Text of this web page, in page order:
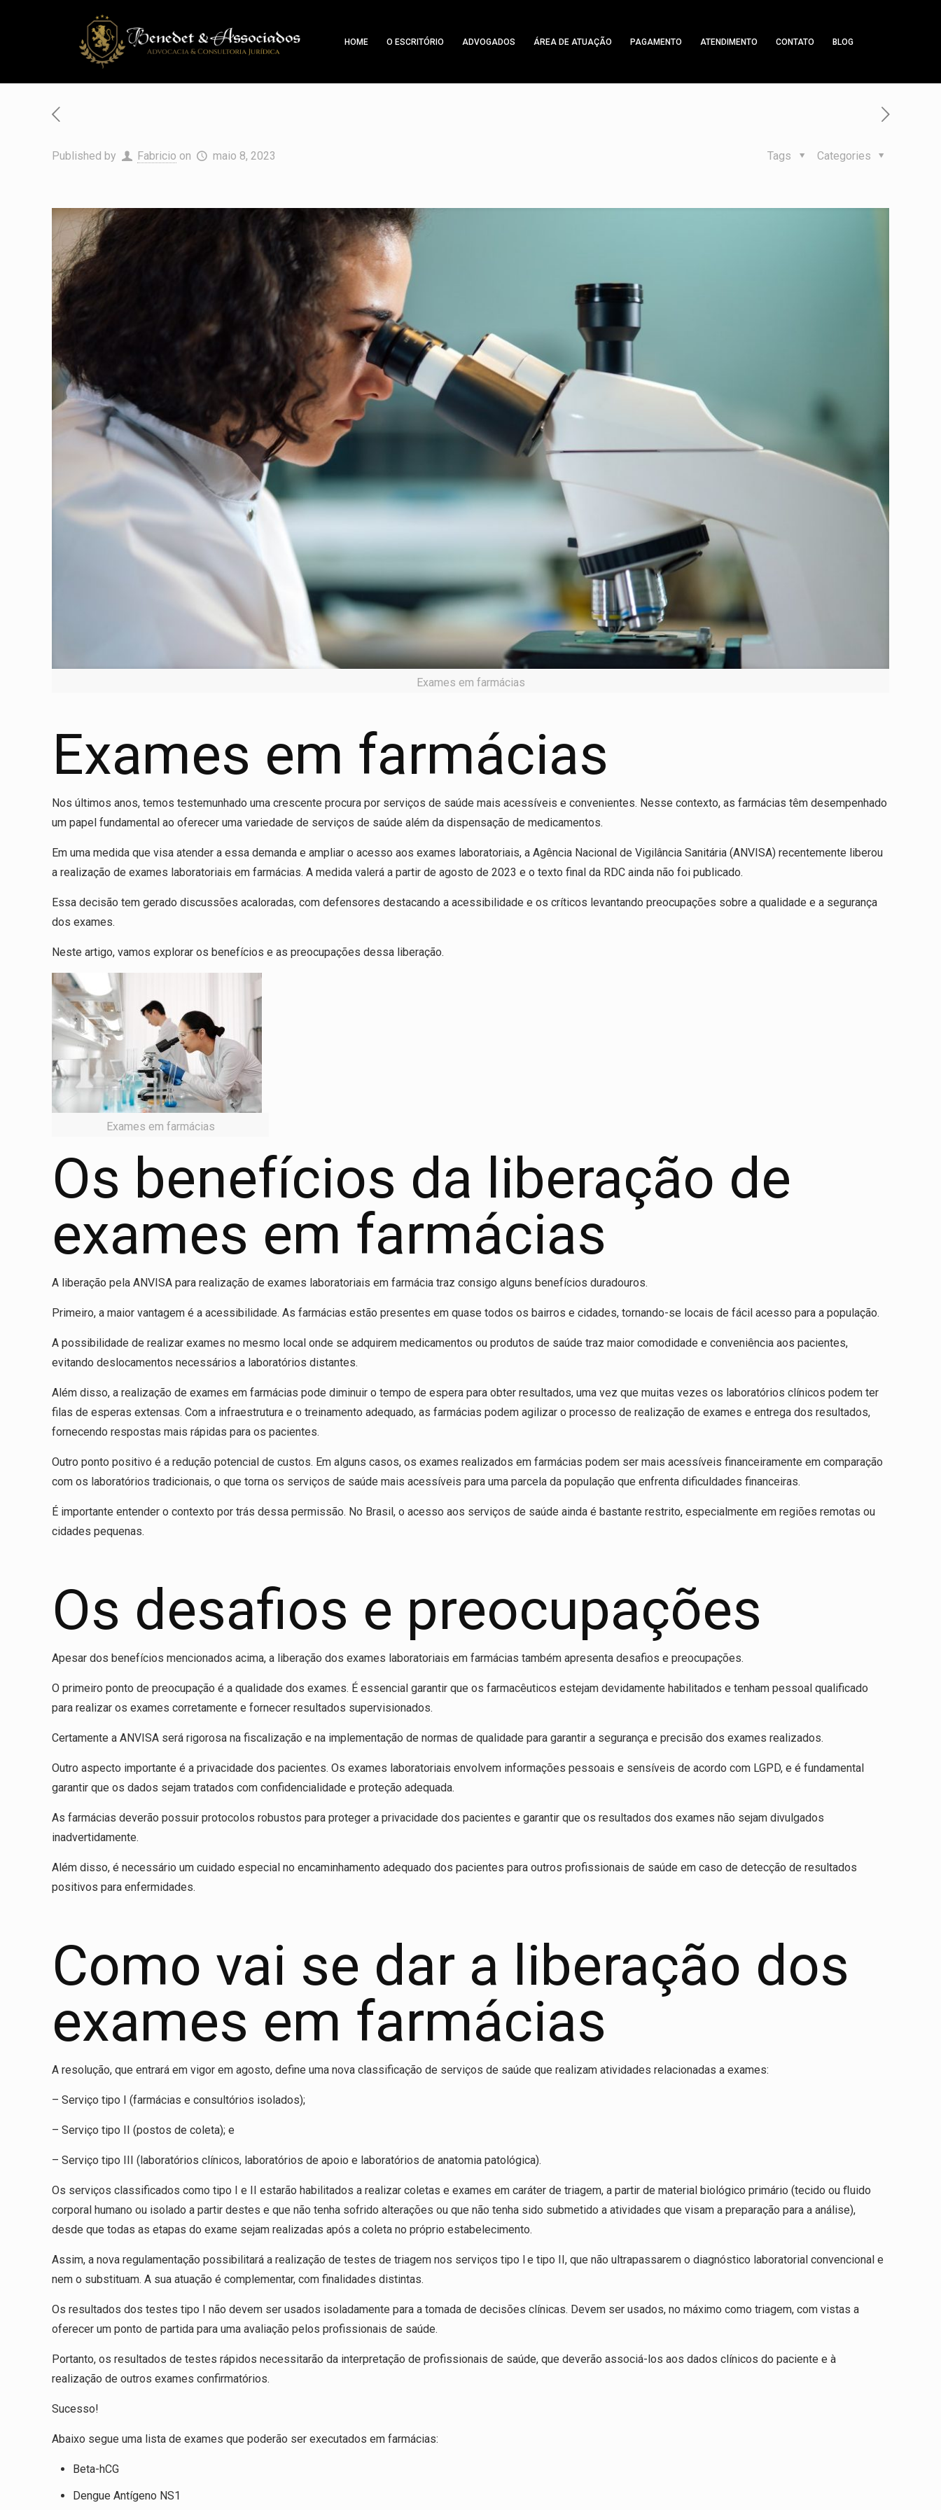
HOME O ESCRITÓRIO ADVOGADOS ÁREA DE ATUAÇÃO PAGAMENTO ATENDIMENTO CONTATO BLOG
Published by Fabricio on maio 8, 2023 Categories
Tags
Exames em farmácias
Exames em farmácias
Nos últimos anos, temos testemunhado uma crescente procura por serviços de saúde mais acessíveis e convenientes. Nesse contexto, as farmácias têm desempenhado
um papel fundamental ao oferecer uma variedade de serviços de saúde além da dispensação de medicamentos.
Em uma medida que visa atender a essa demanda e ampliar o acesso aos exames laboratoriais, a Agência Nacional de Vigilância Sanitária (ANVISA) recentemente liberou
a realização de exames laboratoriais em farmácias. A medida valerá a partir de agosto de 2023 e o texto final da RDC ainda não foi publicado.
Essa decisão tem gerado discussões acaloradas, com defensores destacando a acessibilidade e os críticos levantando preocupações sobre a qualidade e a segurança
dos exames.
Neste artigo, vamos explorar os benefícios e as preocupações dessa liberação.
Exames em farmácias
Os benefícios da liberação de
exames em farmácias
A liberação pela ANVISA para realização de exames laboratoriais em farmácia traz consigo alguns benefícios duradouros.
Primeiro, a maior vantagem é a acessibilidade. As farmácias estão presentes em quase todos os bairros e cidades, tornando-se locais de fácil acesso para a população.
A possibilidade de realizar exames no mesmo local onde se adquirem medicamentos ou produtos de saúde traz maior comodidade e conveniência aos pacientes,
evitando deslocamentos necessários a laboratórios distantes.
Além disso, a realização de exames em farmácias pode diminuir o tempo de espera para obter resultados, uma vez que muitas vezes os laboratórios clínicos podem ter
filas de esperas extensas. Com a infraestrutura e o treinamento adequado, as farmácias podem agilizar o processo de realização de exames e entrega dos resultados,
fornecendo respostas mais rápidas para os pacientes.
Outro ponto positivo é a redução potencial de custos. Em alguns casos, os exames realizados em farmácias podem ser mais acessíveis financeiramente em comparação
com os laboratórios tradicionais, o que torna os serviços de saúde mais acessíveis para uma parcela da população que enfrenta dificuldades financeiras.
É importante entender o contexto por trás dessa permissão. No Brasil, o acesso aos serviços de saúde ainda é bastante restrito, especialmente em regiões remotas ou
cidades pequenas.
Os desafios e preocupações
Apesar dos benefícios mencionados acima, a liberação dos exames laboratoriais em farmácias também apresenta desafios e preocupações.
O primeiro ponto de preocupação é a qualidade dos exames. É essencial garantir que os farmacêuticos estejam devidamente habilitados e tenham pessoal qualificado
para realizar os exames corretamente e fornecer resultados supervisionados.
Certamente a ANVISA será rigorosa na fiscalização e na implementação de normas de qualidade para garantir a segurança e precisão dos exames realizados.
Outro aspecto importante é a privacidade dos pacientes. Os exames laboratoriais envolvem informações pessoais e sensíveis de acordo com LGPD, e é fundamental
garantir que os dados sejam tratados com confidencialidade e proteção adequada.
As farmácias deverão possuir protocolos robustos para proteger a privacidade dos pacientes e garantir que os resultados dos exames não sejam divulgados
inadvertidamente.
Além disso, é necessário um cuidado especial no encaminhamento adequado dos pacientes para outros profissionais de saúde em caso de detecção de resultados
positivos para enfermidades.
Como vai se dar a liberação dos
exames em farmácias
A resolução, que entrará em vigor em agosto, define uma nova classificação de serviços de saúde que realizam atividades relacionadas a exames:
– Serviço tipo I (farmácias e consultórios isolados);
– Serviço tipo II (postos de coleta); e
– Serviço tipo III (laboratórios clínicos, laboratórios de apoio e laboratórios de anatomia patológica).
Os serviços classificados como tipo I e II estarão habilitados a realizar coletas e exames em caráter de triagem, a partir de material biológico primário (tecido ou ﬂuido
corporal humano ou isolado a partir destes e que não tenha sofrido alterações ou que não tenha sido submetido a atividades que visam a preparação para a análise),
desde que todas as etapas do exame sejam realizadas após a coleta no próprio estabelecimento.
Assim, a nova regulamentação possibilitará a realização de testes de triagem nos serviços tipo I e tipo II, que não ultrapassarem o diagnóstico laboratorial convencional e
nem o substituam. A sua atuação é complementar, com finalidades distintas.
Os resultados dos testes tipo I não devem ser usados isoladamente para a tomada de decisões clínicas. Devem ser usados, no máximo como triagem, com vistas a
oferecer um ponto de partida para uma avaliação pelos profissionais de saúde.
Portanto, os resultados de testes rápidos necessitarão da interpretação de profissionais de saúde, que deverão associá-los aos dados clínicos do paciente e à
realização de outros exames confirmatórios.
Sucesso!
Abaixo segue uma lista de exames que poderão ser executados em farmácias:
Beta-hCG
Dengue Antígeno NS1